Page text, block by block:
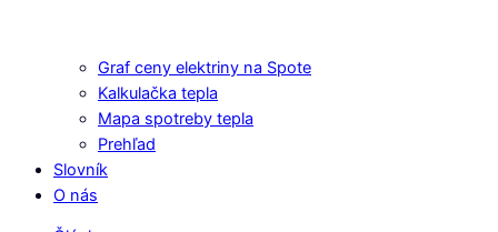
Graf ceny elektriny na Spote
Kalkulačka tepla
Mapa spotreby tepla
Prehľad
Slovník
O nás